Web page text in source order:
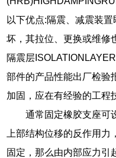
以下优点:隔震、减震装
坏，其拉位、更换或维修
隔震层
部件的产品性能出厂检验
加固，应在有经验的工程
通常固定橡胶支座可
上部结构位移的反作用
固定，那么由内部应力引